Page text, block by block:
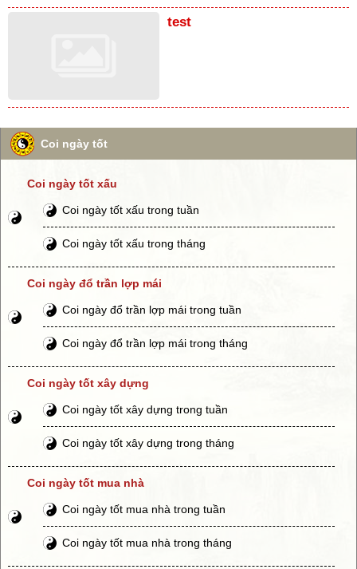
test
Coi ngày tốt
Coi ngày tốt xấu
Coi ngày tốt xấu trong tuần
Coi ngày tốt xấu trong tháng
Coi ngày đổ trần lợp mái
Coi ngày đổ trần lợp mái trong tuần
Coi ngày đổ trần lợp mái trong tháng
Coi ngày tốt xây dựng
Coi ngày tốt xây dựng trong tuần
Coi ngày tốt xây dựng trong tháng
Coi ngày tốt mua nhà
Coi ngày tốt mua nhà trong tuần
Coi ngày tốt mua nhà trong tháng